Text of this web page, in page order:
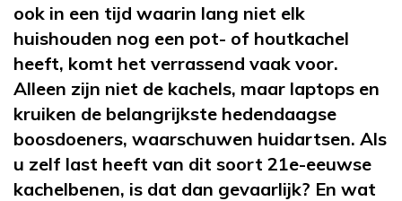
ook in een tijd waarin lang niet elk
huishouden nog een pot- of houtkachel
heeft, komt het verrassend vaak voor.
Alleen zijn niet de kachels, maar laptops en
kruiken de belangrijkste hedendaagse
boosdoeners, waarschuwen huidartsen. Als
u zelf last heeft van dit soort 21e-eeuwse
kachelbenen, is dat dan gevaarlijk? En wat